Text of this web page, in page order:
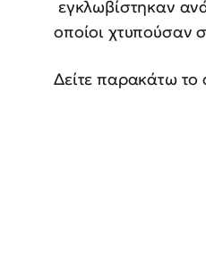
εγκλωβίστηκαν
οποίοι χτυπούσαν
Δείτε παρακάτω το